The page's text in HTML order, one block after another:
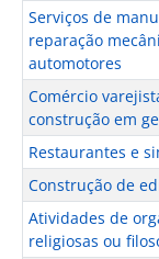
Serviços de
reparação
automotores
Comércio
construção em
Restaurantes e
Construção de
Atividades de
religiosas ou